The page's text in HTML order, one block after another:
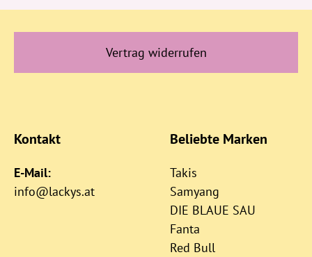
Vertrag widerrufen
Kontakt
E-Mail:
info@lackys.at
Beliebte Marken
Takis
Samyang
DIE BLAUE SAU
Fanta
Red Bull